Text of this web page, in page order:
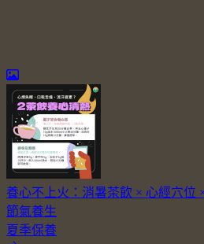
養心不上火：消暑茶飲 × 心經穴位
節氣養生
夏季保養